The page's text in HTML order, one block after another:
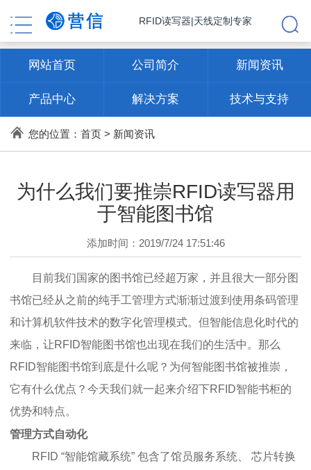
RFID读写器|天线定制专家
网站首页 公司简介 新闻资讯
产品中心 解决方案 技术与支持
联系方式
您的位置： 首页> 新闻资讯
为什么我们要推崇RFID读写器用
于智能图书馆
添加时间：2019/7/24 17:51:46
目前我们国家的图书馆已经超万家，并且很大一部分图
书馆已经从之前的纯手工管理方式渐渐过渡到使用条码管理
和计算机软件技术的数字化管理模式。但智能信息化时代的
来临，让RFID智能图书馆也出现在我们的生活中。那么
RFID智能图书馆到底是什么呢？为何智能图书馆被推崇，
它有什么优点？今天我们就一起来介绍下RFID智能书柜的
优势和特点。
管理方式自动化
RFID “智能馆藏系统” 包含了馆员服务系统、 芯片转换